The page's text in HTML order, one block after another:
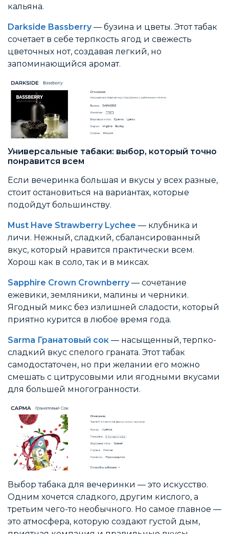
кальяна.
Darkside Bassberry— бузина и цветы. Этот табак
сочетает в себе терпкость ягод и свежесть
цветочных нот, создавая легкий, но
запоминающийся аромат.
Универсальные табаки: выбор, который точно
понравится всем
Если вечеринка большая и вкусы у всех разные,
стоит остановиться на вариантах, которые
подойдут большинству.
Must Have Strawberry Lychee — клубника и
личи. Нежный, сладкий, сбалансированный
вкус, который нравится практически всем.
Хорош как в соло, так и в миксах.
Sapphire Crown Crownberry— сочетание
ежевики, земляники, малины и черники.
Ягодный микс без излишней сладости, который
приятно курится в любое время года.
Sarma Гранатовый сок — насыщенный, терпко-
сладкий вкус спелого граната. Этот табак
самодостаточен, но при желании его можно
смешать с цитрусовыми или ягодными вкусами
для большей многогранности.
Выбор табака для вечеринки — это искусство.
Одним хочется сладкого, другим кислого, а
третьим чего-то необычного. Но самое главное —
это атмосфера, которую создают густой дым,